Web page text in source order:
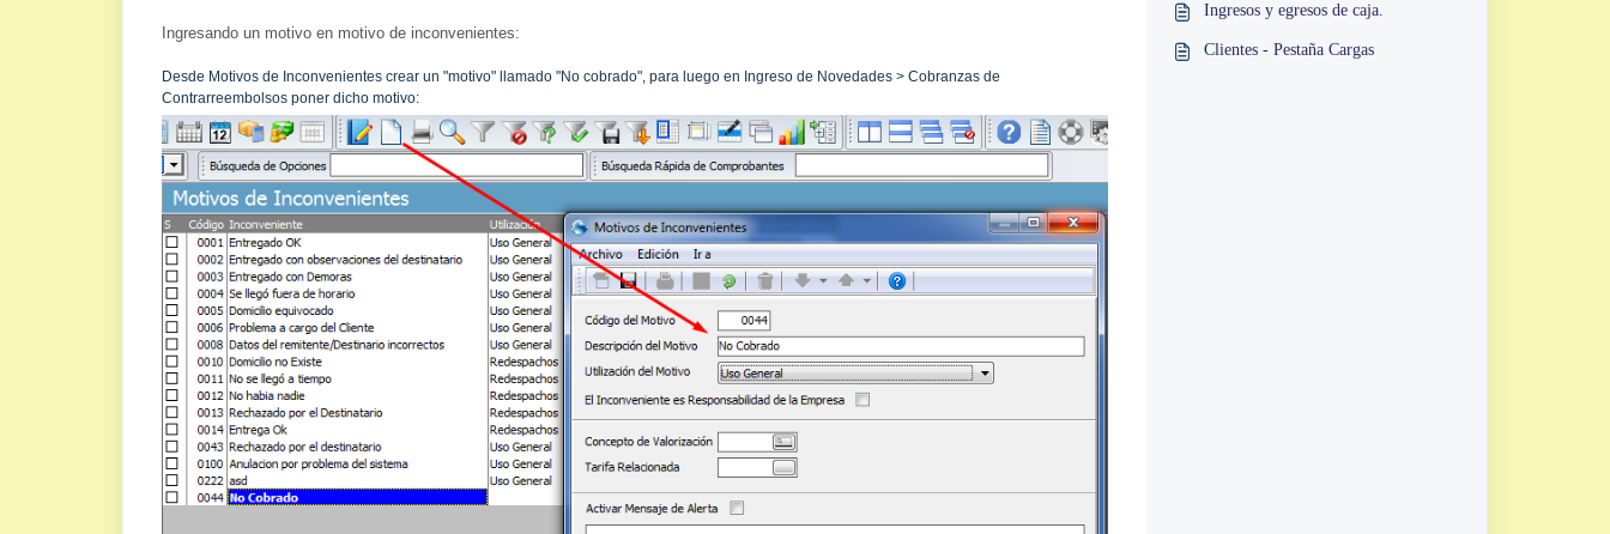
Ingresando un motivo en motivo de inconvenientes:
Desde Motivos de Inconvenientes crear un "motivo" llamado "No cobrado", para luego en Ingreso de Novedades > Cobranzas de
Contrarreembolsos poner dicho motivo:
Ingresos y egresos de caja.
Clientes - Pestaña Cargas